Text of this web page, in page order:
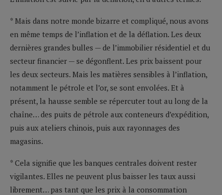
* Mais dans notre monde bizarre et compliqué, nous avons
en même temps de l’inflation et de la déflation. Les deux
dernières grandes bulles — de l’immobilier résidentiel et du
secteur financier — se dégonflent. Les prix baissent pour
les deux secteurs. Mais les matières sensibles à l’inflation,
notamment le pétrole et l’or, se sont envolées. Et à
présent, la hausse semble se répercuter tout au long de la
chaîne… des puits de pétrole aux conteneurs d’expédition,
puis aux ateliers chinois, puis aux rayonnages des
magasins.
* Cela signifie que les banques centrales doivent rester
vigilantes. Elles ne peuvent plus baisser les taux aussi
librement… pas tant que les prix à la consommation